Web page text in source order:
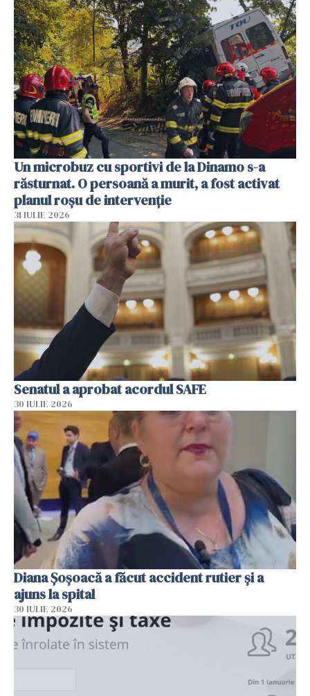
Un microbuz cu sportivi de la Dinamo s-a
răsturnat. O persoană a murit, a fost activat
planul roșu de intervenție
31 IULIE 2026
Senatul a aprobat acordul SAFE
30 IULIE 2026
Diana Șoșoacă a făcut accident rutier și a
ajuns la spital
30 IULIE 2026